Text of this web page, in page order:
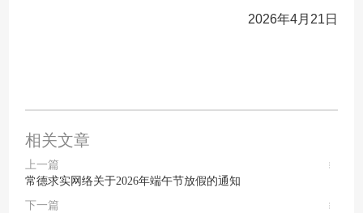
2026年4月21 日
相关文章
上一篇
常德求实网络关于2026年端午节放假的通知
下一篇